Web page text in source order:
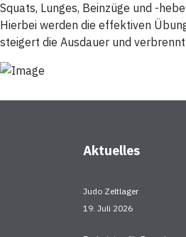
Squats, Lunges, Beinzüge und -
Hierbei werden die effektiven
steigert die Ausdauer und
Aktuelles
Judo Zeltlager
19. Juli 2026